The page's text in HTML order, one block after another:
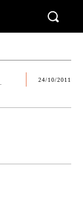
24/10/2011